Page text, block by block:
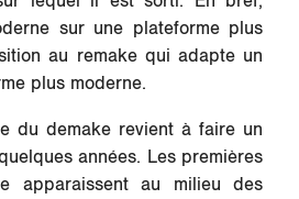
sur une plateforme plus
au remake qui adapte un
plus moderne.
du demake revient à faire un
années. Les premières
apparaissent au milieu des